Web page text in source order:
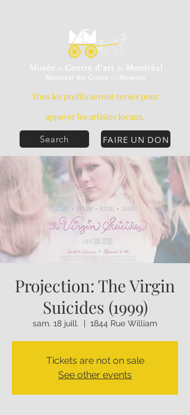
FAIRE UN DON
Tous les profits seront versés pour
appuyer les artistes locaux.
Search
Projection: The Virgin
Suicides (1999)
sam. 18 juill. 1844 Rue William
Tickets are not on sale
See other events